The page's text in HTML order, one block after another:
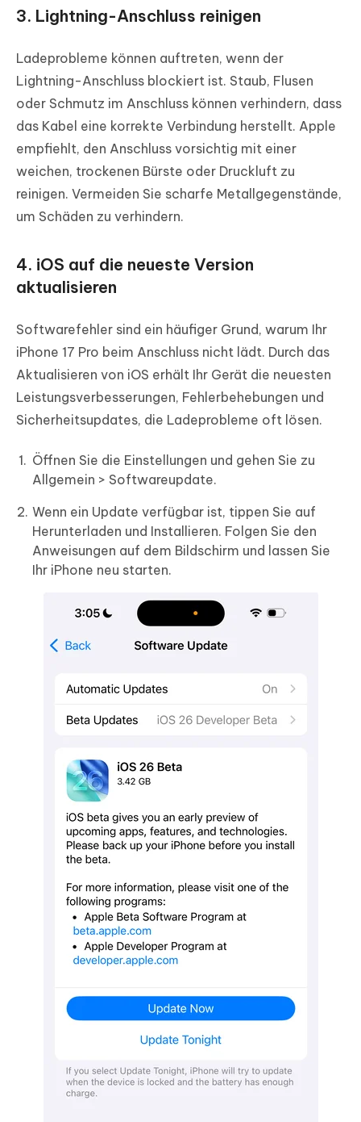
3. Lightning-Anschluss reinigen
Ladeprobleme können auftreten, wenn der
Lightning-Anschluss blockiert ist. Staub, Flusen
oder Schmutz im Anschluss können verhindern, dass
das Kabel eine korrekte Verbindung herstellt. Apple
empfiehlt, den Anschluss vorsichtig mit einer
weichen, trockenen Bürste oder Druckluft zu
reinigen. Vermeiden Sie scharfe Metallgegenstände,
um Schäden zu verhindern.
4. iOS auf die neueste Version
aktualisieren
Softwarefehler sind ein häufiger Grund, warum Ihr
iPhone 17 Pro beim Anschluss nicht lädt. Durch das
Aktualisieren von iOS erhält Ihr Gerät die neuesten
Leistungsverbesserungen, Fehlerbehebungen und
Sicherheitsupdates, die Ladeprobleme oft lösen.
Öffnen Sie die Einstellungen und gehen Sie zu
Allgemein > Softwareupdate.
Wenn ein Update verfügbar ist, tippen Sie auf
Herunterladen und Installieren. Folgen Sie den
Anweisungen auf dem Bildschirm und lassen Sie
Ihr iPhone neu starten.